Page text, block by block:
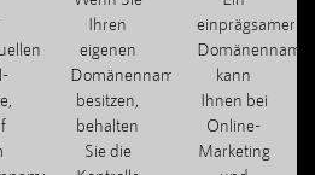
Ihren
eigenen
Domänennamen
besitzen,
behalten
Sie die
einprägsamer
Domänenname
kann
Ihnen bei
Online-
Marketing